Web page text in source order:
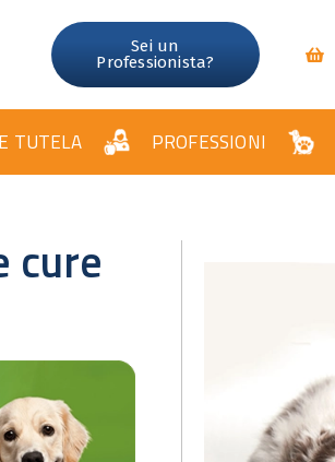
Sei un
Professionista?
TUTELA PROFESSIONI
cure